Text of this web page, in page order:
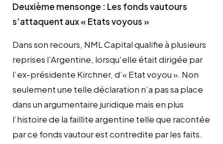
Deuxième mensonge : Les fonds vautours
s’attaquent aux « Etats voyous »
Dans son recours, NML Capital qualifie à plusieurs
reprises l’Argentine, lorsqu’elle était dirigée par
l’ex-présidente Kirchner, d’« Etat voyou ». Non
seulement une telle déclaration n’a pas sa place
dans un argumentaire juridique mais en plus
l’histoire de la faillite argentine telle que racontée
par ce fonds vautour est contredite par les faits.